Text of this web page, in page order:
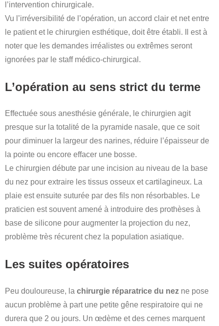
l’intervention chirurgicale.
Vu l’irréversibilité de l’opération, un accord clair et net entre
le patient et le chirurgien esthétique, doit être établi. Il est à
noter que les demandes irréalistes ou extrêmes seront
ignorées par le staff médico-chirurgical.
L’opération au sens strict du terme
Effectuée sous anesthésie générale, le chirurgien agit
presque sur la totalité de la pyramide nasale, que ce soit
pour diminuer la largeur des narines, réduire l’épaisseur de
la pointe ou encore effacer une bosse.
Le chirurgien débute par une incision au niveau de la base
du nez pour extraire les tissus osseux et cartilagineux. La
plaie est ensuite suturée par des fils non résorbables. Le
praticien est souvent amené à introduire des prothèses à
base de silicone pour augmenter la projection du nez,
problème très récurent chez la population asiatique.
Les suites opératoires
Peu douloureuse, la chirurgie réparatrice du nez ne pose
aucun problème à part une petite gêne respiratoire qui ne
durera que 2 ou jours. Un œdème et des cernes marquent